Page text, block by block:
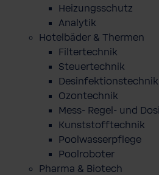
Heizungsschutz
Analytik
Hotelbäder & Thermen
Filtertechnik
Steuertechnik
Desinfektionstechnik
Ozontechnik
Mess- Regel- und
Kunststofftechnik
Poolwasserpflege
Poolroboter
Pharma & Biotech